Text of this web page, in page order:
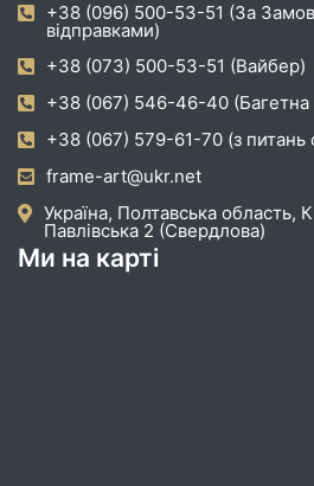
+38 (096) 500-53-51 (За
відправками)
+38 (073) 500-53-51 (Вайбер)
+38 (067) 546-46-40 (Багетна
+38 (067) 579-61-70 (з питань
frame-art@ukr.net
Україна, Полтавська область,
Павлівська 2 (Свердлова)
Ми на карті